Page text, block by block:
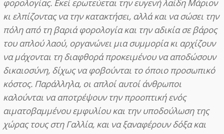
φορολογίας. Εκεί ερωτεύεται την ευγενή λαίδη Μάριον
κι ελπίζοντας να την κατακτήσει, αλλά και να σώσει την
πόλη από τη βαριά φορολογία και την αδικία σε βάρος
του απλού λαού, οργανώνει μια συμμορία κι αρχίζουν
να μάχονται τη διαφθορά προκειμένου να αποδώσουν
δικαιοσύνη, δίχως να φοβούνται το όποιο προσωπικό
κόστος. Παράλληλα, οι απλοί αυτοί άνθρωποι
καλούνται να αποτρέψουν την προοπτική ενός
αιματοβαμμένου εμφυλίου και την υποδούλωση της
χώρας τους στη Γαλλία, και να ξαναφέρουν δόξα και